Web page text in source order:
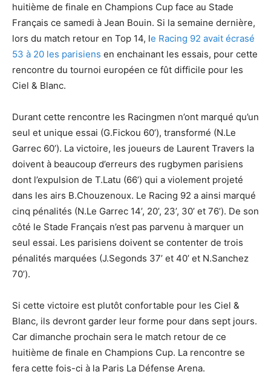
huitième de finale en Champions Cup face au Stade
Français ce samedi à Jean Bouin. Si la semaine dernière,
lors du match retour en Top 14, le Racing 92 avait écrasé
53 à 20 les parisiens en enchainant les essais, pour cette
rencontre du tournoi européen ce fût difficile pour les
Ciel & Blanc.
Durant cette rencontre les Racingmen n’ont marqué qu’un
seul et unique essai (G.Fickou 60’), transformé (N.Le
Garrec 60’). La victoire, les joueurs de Laurent Travers la
doivent à beaucoup d’erreurs des rugbymen parisiens
dont l’expulsion de T.Latu (66’) qui a violement projeté
dans les airs B.Chouzenoux. Le Racing 92 a ainsi marqué
cinq pénalités (N.Le Garrec 14’, 20’, 23’, 30’ et 76’). De son
côté le Stade Français n’est pas parvenu à marquer un
seul essai. Les parisiens doivent se contenter de trois
pénalités marquées (J.Segonds 37’ et 40’ et N.Sanchez
70’).
Si cette victoire est plutôt confortable pour les Ciel &
Blanc, ils devront garder leur forme pour dans sept jours.
Car dimanche prochain sera le match retour de ce
huitième de finale en Champions Cup. La rencontre se
fera cette fois-ci à la Paris La Défense Arena.